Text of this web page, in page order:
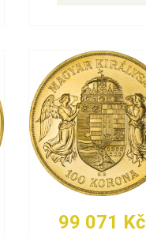
99 071 Kč